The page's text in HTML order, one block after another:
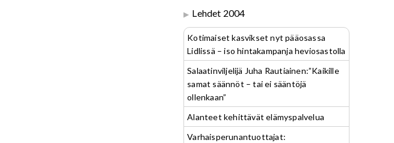
Lehdet 2004
Kotimaiset kasvikset nyt pääosassa
Lidlissä – iso hintakampanja heviosastolla
Salaatinviljelijä Juha Rautiainen:”Kaikille
samat säännöt – tai ei sääntöjä
ollenkaan”
Alanteet kehittävät elämyspalvelua
Varhaisperunantuottajat: